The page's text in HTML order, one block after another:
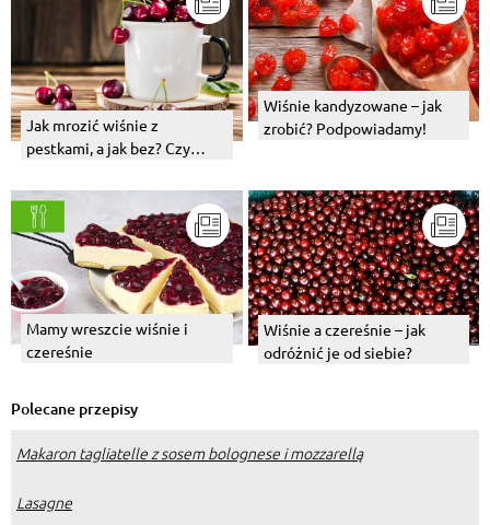
Jak mrozić wiśnie z
pestkami, a jak bez? Czy
Wiśnie kandyzowane – jak
zrobić? Podpowiadamy!
Mamy wreszcie wiśnie i
czereśnie
Wiśnie a czereśnie – jak
odróżnić je od siebie?
Polecane przepisy
Makaron tagliatelle z sosem bolognese i mozzarellą
Lasagne